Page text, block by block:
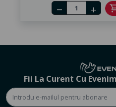
remove add
Fii La Curent Cu